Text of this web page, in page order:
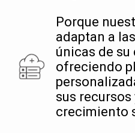
Porque
adaptan a
únicas de su
ofreciendo
sus recursos
crecimiento